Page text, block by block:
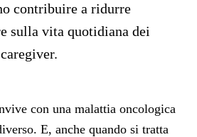
contribuire a ridurre
sulla vita quotidiana dei
con una malattia oncologica
E, anche quando si tratta